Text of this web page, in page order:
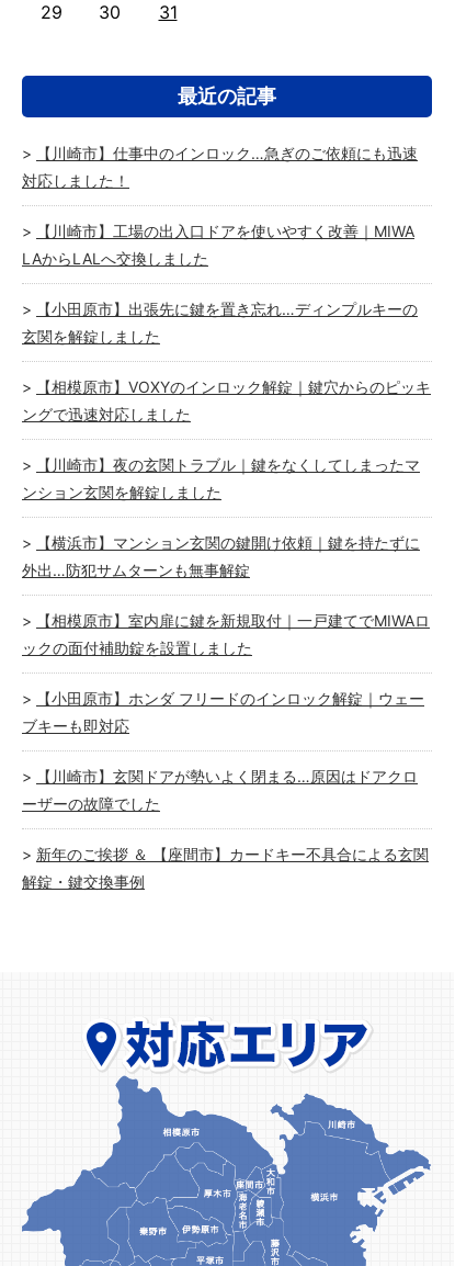
29
30 31
最近の記事
【川崎市】仕事中のインロック…急ぎのご依頼にも迅速
対応しました！
【川崎市】工場の出入口ドアを使いやすく改善｜MIWA
LAからLALへ交換しました
【小田原市】出張先に鍵を置き忘れ…ディンプルキーの
玄関を解錠しました
【相模原市】VOXYのインロック解錠｜鍵穴からのピッキ
ングで迅速対応しました
【川崎市】夜の玄関トラブル｜鍵をなくしてしまったマ
ンション玄関を解錠しました
【横浜市】マンション玄関の鍵開け依頼｜鍵を持たずに
外出…防犯サムターンも無事解錠
【相模原市】室内扉に鍵を新規取付｜一戸建てでMIWAロ
ックの面付補助錠を設置しました
【小田原市】ホンダ フリードのインロック解錠｜ウェー
ブキーも即対応
【川崎市】玄関ドアが勢いよく閉まる…原因はドアクロ
ーザーの故障でした
新年のご挨拶 ＆ 【座間市】カードキー不具合による玄関
解錠・鍵交換事例